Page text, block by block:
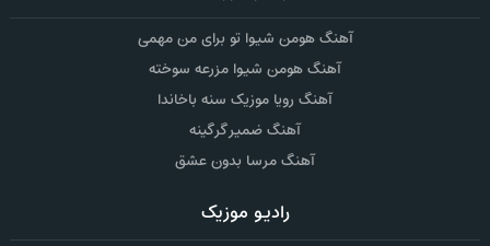
آهنگ هومن شیوا تو برای من مهمی
آهنگ هومن شیوا مزرعه سوخته
آهنگ رویا موزیک سنه باخاندا
آهنگ ضمیر گرگینه
آهنگ مرسا بدون عشق
رادیو موزیک